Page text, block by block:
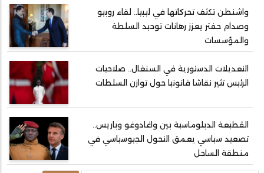
واشنطن تكثف تحركاتها في ليبيا.. لقاء روبيو
وصدام حفتر يعزز رهانات توحيد السلطة
والمؤسسات
التعديلات الدستورية في السنغال.. صلاحيات
الرئيس تثير نقاشا قانونيا حول توازن السلطات
القطيعة الدبلوماسية بين واغادوغو وباريس..
تصعيد سياسي يعمق التحول الجيوسياسي في
منطقة الساحل